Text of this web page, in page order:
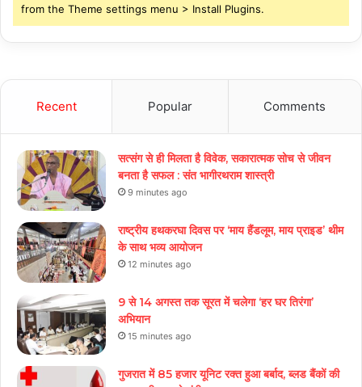
from the Theme settings menu > Install Plugins.
Recent Popular Comments
सत्संग से ही मिलता है विवेक, सकारात्मक सोच से जीवन
बनता है सफल : संत भागीरथराम शास्त्री
9 minutes ago
राष्ट्रीय हथकरघा दिवस पर ‘माय हैंडलूम, माय प्राइड’ थीम
के साथ भव्य आयोजन
12 minutes ago
9 से 14 अगस्त तक सूरत में चलेगा ‘हर घर तिरंगा’
अभियान
15 minutes ago
गुजरात में 85 हजार यूनिट रक्त हुआ बर्बाद, ब्लड बैंकों की